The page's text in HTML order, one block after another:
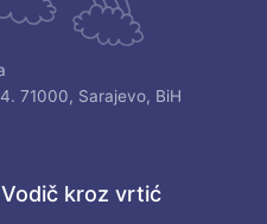
71000, Sarajevo, BiH
Vodič kroz vrtić